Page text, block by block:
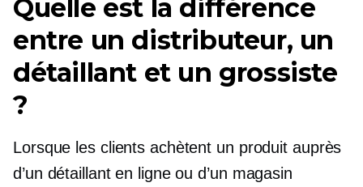
Quelle est la différence
entre un distributeur, un
détaillant et un grossiste
?
Lorsque les clients achètent un produit auprès
d’un détaillant en ligne ou d’un magasin